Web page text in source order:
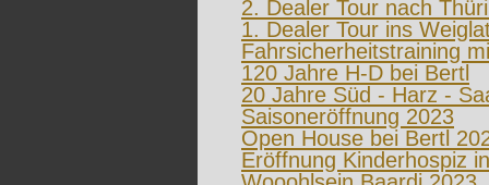
2. Dealer Tour nach
1. Dealer Tour ins
Fahrsicherheitstraining
120 Jahre H-D bei Bertl
20 Jahre Süd - Harz -
Saisoneröffnung 2023
Open House bei Bertl
Eröffnung Kinderhospiz